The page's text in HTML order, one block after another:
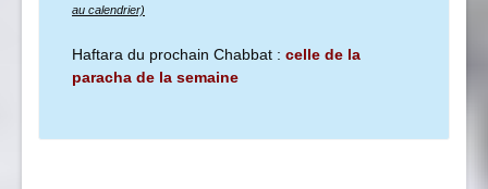
au calendrier)
Haftara du prochain Chabbat : celle de la
paracha de la semaine